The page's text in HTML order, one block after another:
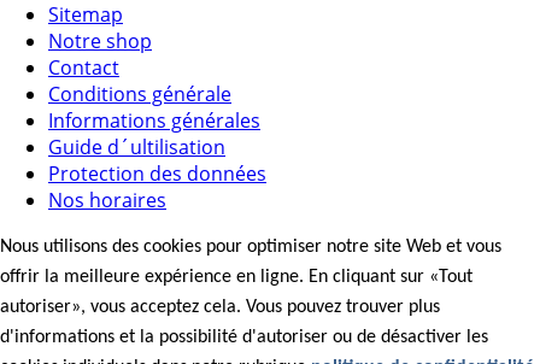
Sitemap
Notre shop
Contact
Conditions générale
Informations générales
Guide d´ultilisation
Protection des données
Nos horaires
Nous utilisons des cookies pour optimiser notre site Web et vous
offrir la meilleure expérience en ligne. En cliquant sur «Tout
autoriser», vous acceptez cela. Vous pouvez trouver plus
d'informations et la possibilité d'autoriser ou de désactiver les